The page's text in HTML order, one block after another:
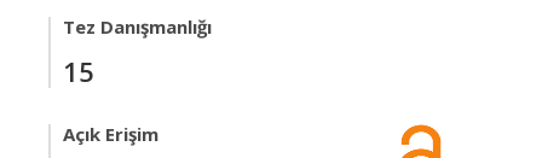
Tez Danışmanlığı
15
Açık Erişim